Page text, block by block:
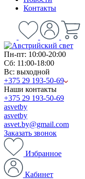
Контакты
Пн-пт: 10:00-20:00
Сб: 11:00-18:00
Вс: выходной
+375 29 193-50-69
Наши контакты
+375 29 193-50-69
asvetby
asvetby
asvet.by@gmail.com
Заказать звонок
Избранное
Кабинет